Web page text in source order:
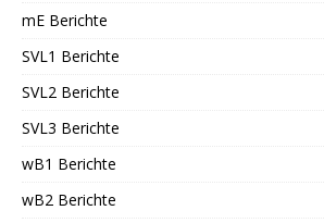
mE Berichte
SVL1 Berichte
SVL2 Berichte
SVL3 Berichte
wB1 Berichte
wB2 Berichte